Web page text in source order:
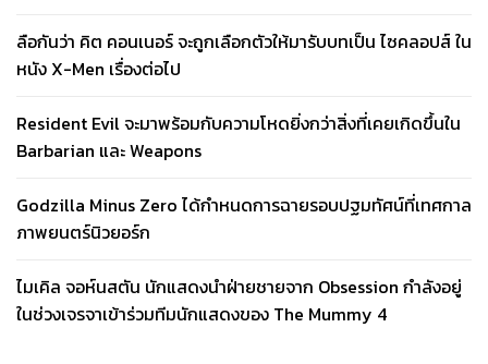
ลือกันว่า คิต คอนเนอร์ จะถูกเลือกตัวให้มารับบทเป็น ไซคลอปส์ ใน
หนัง X-Men เรื่องต่อไป
Resident Evil จะมาพร้อมกับความโหดยิ่งกว่าสิ่งที่เคยเกิดขึ้นใน
Barbarian และ Weapons
Godzilla Minus Zero ได้กำหนดการฉายรอบปฐมทัศน์ที่เทศกาล
ภาพยนตร์นิวยอร์ก
ไมเคิล จอห์นสตัน นักแสดงนำฝ่ายชายจาก Obsession กำลังอยู่
ในช่วงเจรจาเข้าร่วมทีมนักแสดงของ The Mummy 4